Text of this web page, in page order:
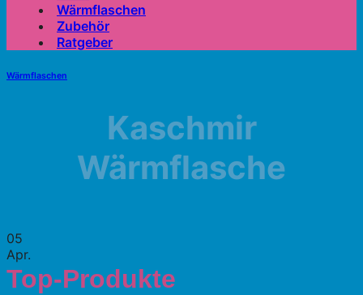
Wärmflaschen
Zubehör
Ratgeber
Wärmflaschen
Kaschmir
Wärmflasche
05
Apr.
Top-Produkte